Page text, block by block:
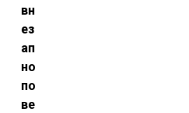
вн
ез
ап
но
по
ве